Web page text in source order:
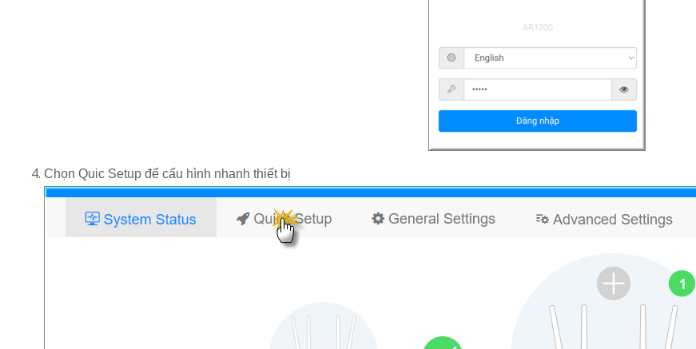
Chọn Quic Setup để cấu hình nhanh thiết bị